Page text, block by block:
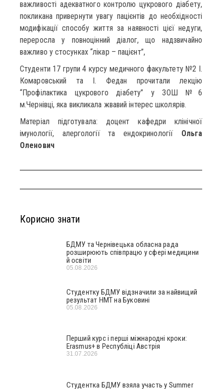
важливості адекватного контролю цукрового діабету,
покликана привернути увагу пацієнтів до необхідності
модифікації способу життя за наявності цієї недуги,
переросла у повноцінний діалог, що надзвичайно
важливо у стосунках “лікар – пацієнт”,
Cтуденти 17 групи 4 курсу медичного факультету №2 І.
Комаровський та І. Федан прочитали лекцію
“Профілактика цукрового діабету” у ЗОШ №6
м.Чернівці, яка викликала жвавий інтерес школярів.
Матеріал підготувала: доцент кафедри клінічної
імунології, алергології та ендокринології Ольга
Оленович
Корисно знати
БДМУ та Чернівецька обласна рада
розширюють співпрацю у сфері медицини
й освіти
05.08.2026
Студентку БДМУ відзначили за найвищий
результат НМТ на Буковині
05.08.2026
Перший курс і перші міжнародні кроки:
Erasmus+ в Республіці Австрія
31.07.2026
Студентка БДМУ взяла участь у Summer